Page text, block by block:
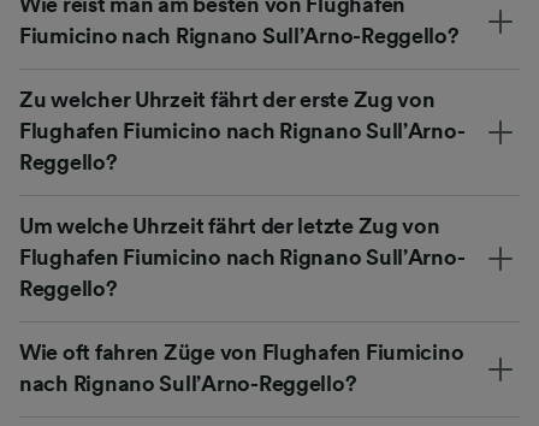
Wie reist man am besten von Flughafen
Fiumicino nach Rignano Sull’Arno-Reggello?
Zu welcher Uhrzeit fährt der erste Zug von
Flughafen Fiumicino nach Rignano Sull’Arno-
Reggello?
Um welche Uhrzeit fährt der letzte Zug von
Flughafen Fiumicino nach Rignano Sull’Arno-
Reggello?
Wie oft fahren Züge von Flughafen Fiumicino
nach Rignano Sull’Arno-Reggello?